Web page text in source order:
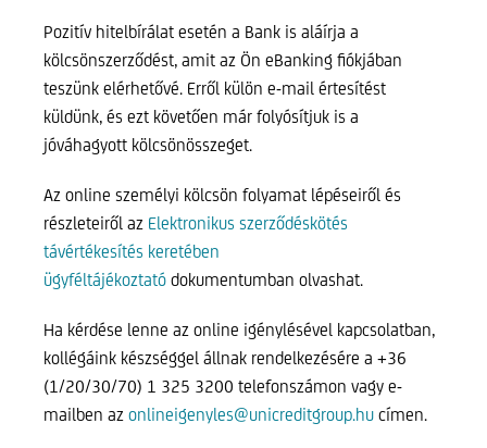
Pozitív hitelbírálat esetén a Bank is aláírja a
kölcsönszerződést, amit az Ön eBanking fiókjában
teszünk elérhetővé. Erről külön e-mail értesítést
küldünk, és ezt követően már folyósítjuk is a
jóváhagyott kölcsönösszeget.
Az online személyi kölcsön folyamat lépéseiről és
részleteiről az Elektronikus szerződéskötés
távértékesítés keretében
ügyféltájékoztató dokumentumban olvashat.
Ha kérdése lenne az online igénylésével kapcsolatban,
kollégáink készséggel állnak rendelkezésére a +36
(1/20/30/70) 1 325 3200 telefonszámon vagy e-
mailben az onlineigenyles@unicreditgroup.hu címen.